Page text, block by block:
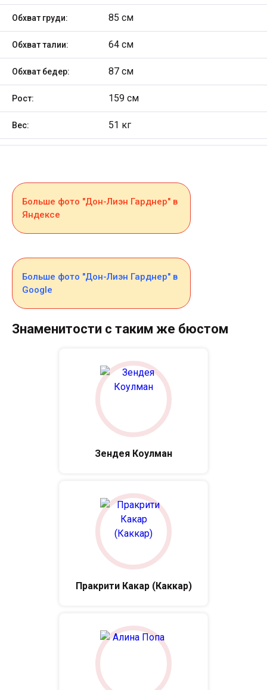
Обхват груди: 85 см
Обхват талии: 64 см
Обхват бедер: 87 см
Рост: 159 см
Вес: 51 кг
Больше фото "Дон-Лиэн Гарднер" в
Яндексе
Больше фото "Дон-Лиэн Гарднер" в
Google
Знаменитости с таким же бюстом
Зендея Коулман
Пракрити Какар (Каккар)